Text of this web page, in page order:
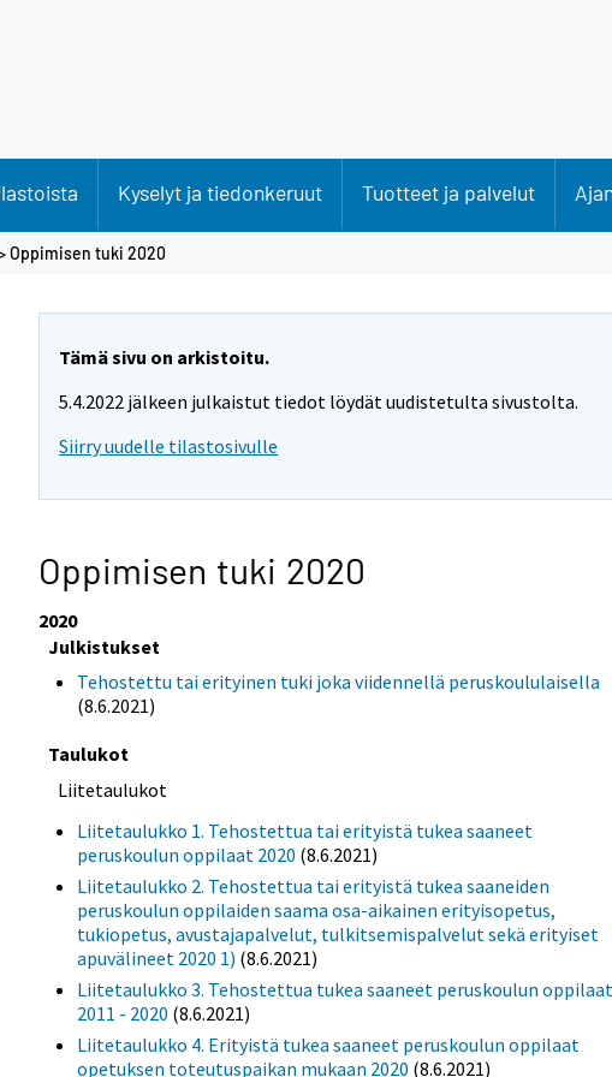
Kyselyt ja tiedonkeruut Tuotteet ja palvelut
Oppimisen tuki 2020
Tämä sivu on arkistoitu.
5.4.2022 jälkeen julkaistut tiedot löydät uudistetulta sivustolta.
Siirry uudelle tilastosivulle
Oppimisen tuki 2020
2020
Julkistukset
Tehostettu tai erityinen tuki joka viidennellä peruskoululaisella
(8.6.2021)
Taulukot
Liitetaulukot
Liitetaulukko 1. Tehostettua tai erityistä tukea saaneet
peruskoulun oppilaat 2020 (8.6.2021)
Liitetaulukko 2. Tehostettua tai erityistä tukea saaneiden
peruskoulun oppilaiden saama osa-aikainen erityisopetus,
tukiopetus, avustajapalvelut, tulkitsemispalvelut sekä erityiset
apuvälineet 2020 1) (8.6.2021)
Liitetaulukko 3. Tehostettua tukea saaneet peruskoulun
2011 - 2020 (8.6.2021)
Liitetaulukko 4. Erityistä tukea saaneet peruskoulun oppilaat
opetuksen toteutuspaikan mukaan 2020 (8.6.2021)